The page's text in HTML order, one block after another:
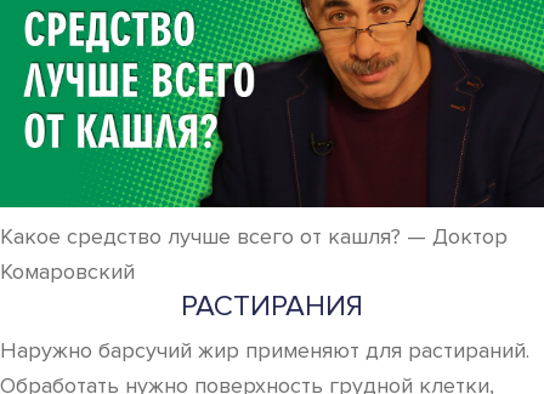
Какое средство лучше всего от кашля? — Доктор
Комаровский
РАСТИРАНИЯ
Наружно барсучий жир применяют для растираний.
Обработать нужно поверхность грудной клетки,